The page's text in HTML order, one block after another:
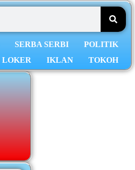
SERBA SERBI
POLITIK
LOKER IKLAN TOKOH